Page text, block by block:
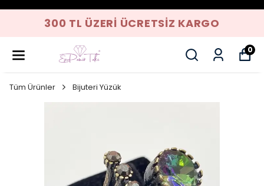
300 TL ÜZERI ÜCRETSIZ KARGO
0
Tüm Ürünler Bijuteri Yüzük